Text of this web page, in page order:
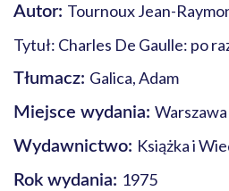
Autor: Tournoux Jean-
Tytuł: Charles De Gaulle: po
Tłumacz: Galica, Adam
Miejsce wydania: Warszawa
Wydawnictwo: Książka i
Rok wydania: 1975